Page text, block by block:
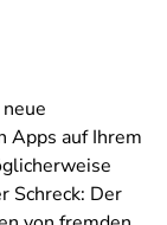
Apps auf Ihrem
Schreck: Der